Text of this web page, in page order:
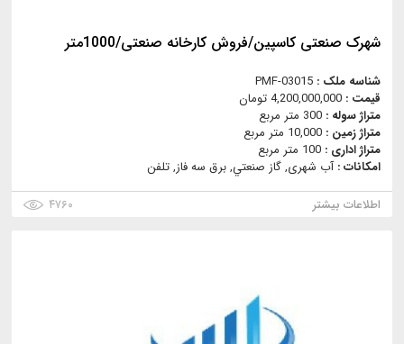
شهرک صنعتی کاسپین/فروش کارخانه صنعتی/1000متر
شناسه ملک : PMF-03015
قیمت : 4,200,000,000 تومان
متراژ سوله : 300 متر مربع
متراژ زمین : 10,000 متر مربع
متراژ اداری : 100 متر مربع
امکانات :آب شهری, گاز صنعتي, برق سه فاز, تلفن
اطلاعات بیشتر
۴۷۶۰